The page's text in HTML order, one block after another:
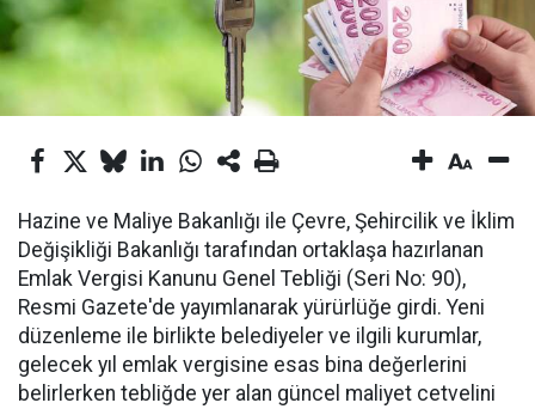
Hazine ve Maliye Bakanlığı ile Çevre, Şehircilik ve İklim
Değişikliği Bakanlığı tarafından ortaklaşa hazırlanan
Emlak Vergisi Kanunu Genel Tebliği (Seri No: 90),
Resmi Gazete'de yayımlanarak yürürlüğe girdi. Yeni
düzenleme ile birlikte belediyeler ve ilgili kurumlar,
gelecek yıl emlak vergisine esas bina değerlerini
belirlerken tebliğde yer alan güncel maliyet cetvelini